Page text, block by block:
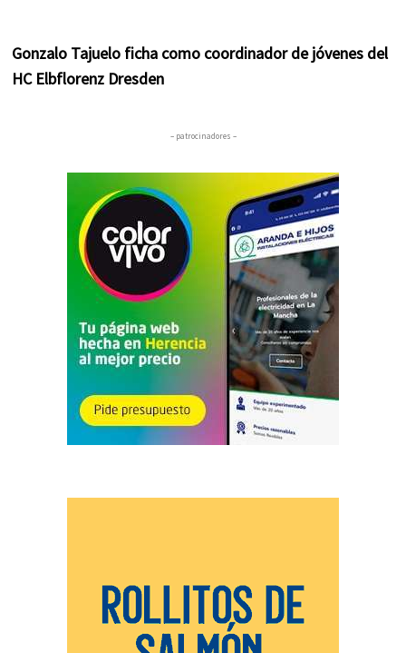
Gonzalo Tajuelo ficha como coordinador de jóvenes del
HC Elbflorenz Dresden
– patrocinadores –